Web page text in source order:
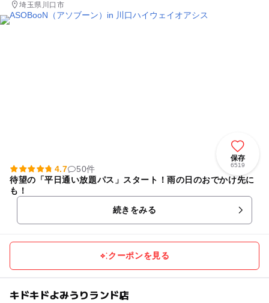
埼玉県川口市
保存
6519
4.7
50件
待望の「平日通い放題パス」スタート！雨の日のおでかけ先に
も！
続きをみる
クーポンを見る
キドキドよみうりランド店